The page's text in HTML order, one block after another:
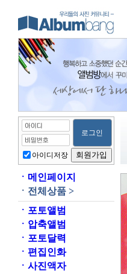
아이디저장
ㆍ 메인페이지
ㆍ 전체상품 >
ㆍ 포토앨범
ㆍ 압축앨범
ㆍ 포토달력
ㆍ 편집인화
ㆍ 사진액자